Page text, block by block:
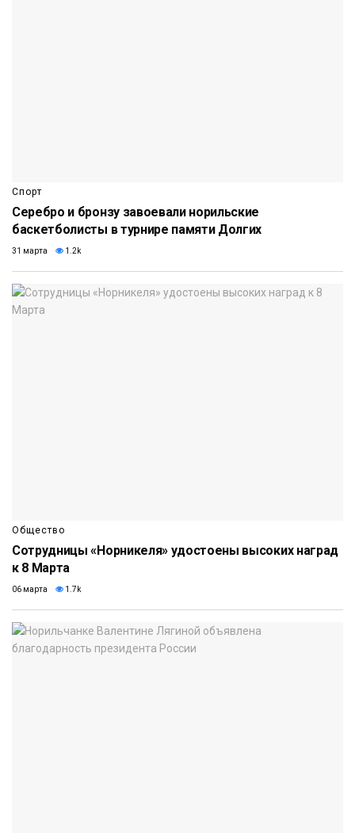
Спорт
Серебро и бронзу завоевали норильские
баскетболисты в турнире памяти Долгих
31 марта 1.2k
Общество
Сотрудницы «Норникеля» удостоены высоких наград
к 8 Марта
06 марта 1.7k